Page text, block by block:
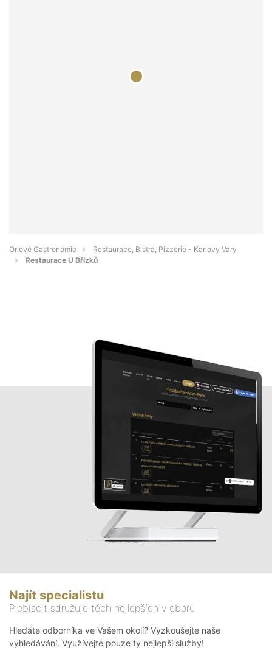
Orlové Gastronomie
Restaurace, Bistra, Pizzerie - Karlovy Vary
Restaurace U Břízků
Najít specialistu
Plebiscit sdružuje těch nejlepších v oboru
Hledáte odborníka ve Vašem okolí? Vyzkoušejte naše
vyhledávání. Využívejte pouze ty nejlepší služby!